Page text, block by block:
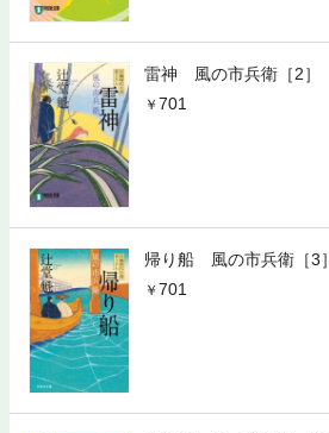
雷神 風の市兵衛［2］
701
帰り船 風の市兵衛［3］
701